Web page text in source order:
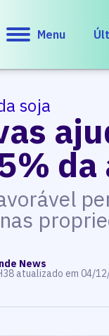
Menu
soja
da
News
atualizado em 04/